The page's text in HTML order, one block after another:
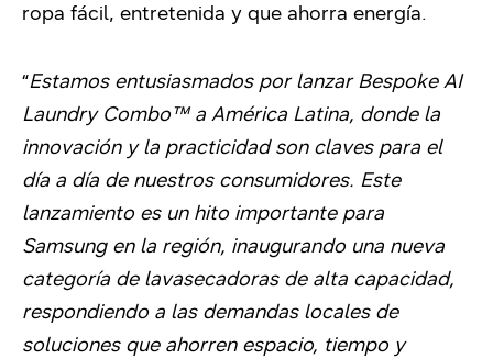
ropa fácil, entretenida y que ahorra energía.
“Estamos entusiasmados por lanzar Bespoke AI
Laundry Combo™ a América Latina, donde la
innovación y la practicidad son claves para el
día a día de nuestros consumidores. Este
lanzamiento es un hito importante para
Samsung en la región, inaugurando una nueva
categoría de lavasecadoras de alta capacidad,
respondiendo a las demandas locales de
soluciones que ahorren espacio, tiempo y